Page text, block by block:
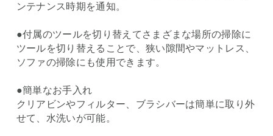
ンテナンス時期を通知。
●付属のツールを切り替えてさまざまな場所の掃除に
ツールを切り替えることで、狭い隙間やマットレス、
ソファの掃除にも使用できます。
●簡単なお手入れ
クリアビンやフィルター、ブラシバーは簡単に取り外
せて、水洗いが可能。